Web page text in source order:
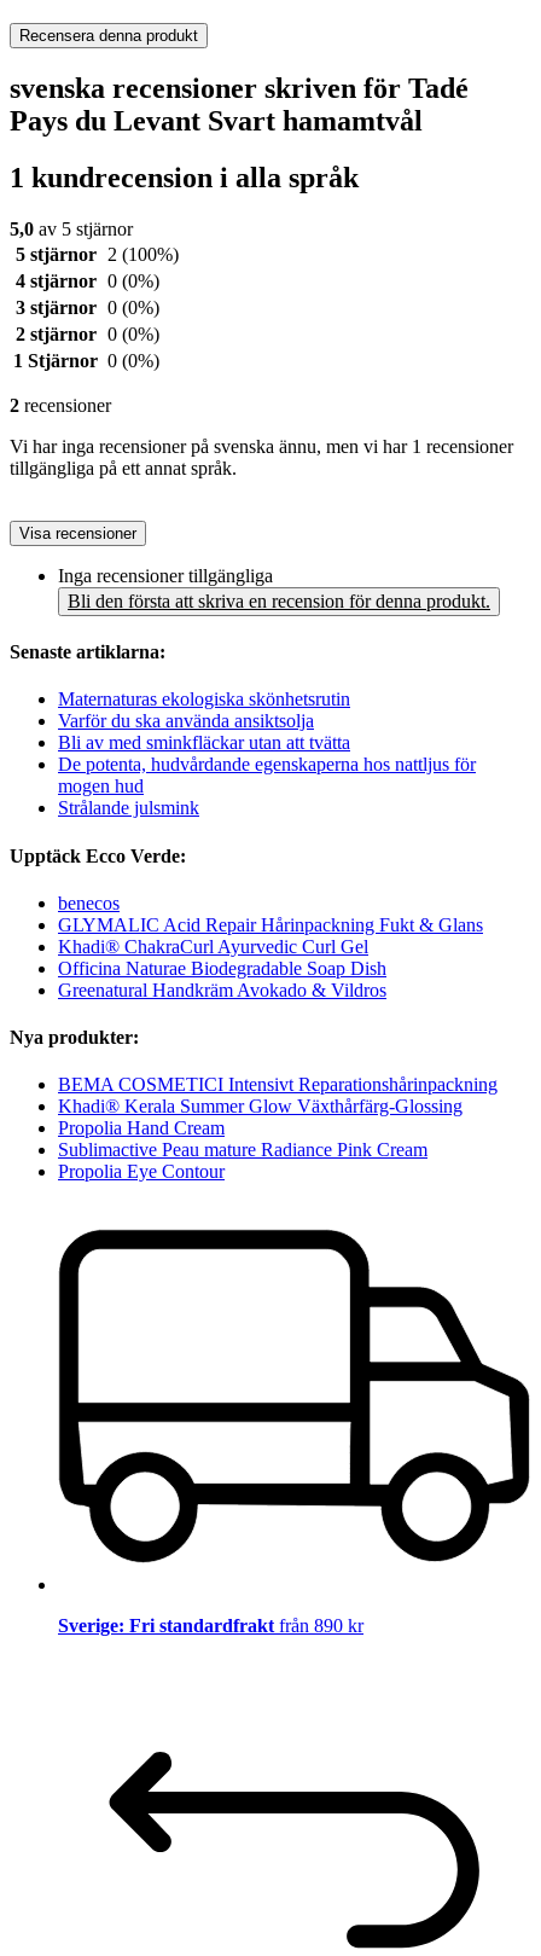
Recensera denna produkt
svenska recensioner skriven för Tadé
Pays du Levant Svart hamamtvål
1 kundrecension i alla språk
5,0 av 5 stjärnor
5 stjärnor
2 (100%)
4 stjärnor 0 (0%)
3 stjärnor 0 (0%)
2 stjärnor 0 (0%)
1 Stjärnor 0 (0%)
2 recensioner
Vi har inga recensioner på svenska ännu, men vi har 1 recensioner
tillgängliga på ett annat språk.
Visa recensioner
Inga recensioner tillgängliga
Bli den första att skriva en recension för denna produkt.
Senaste artiklarna:
Maternaturas ekologiska skönhetsrutin
Varför du ska använda ansiktsolja
Bli av med sminkfläckar utan att tvätta
De potenta, hudvårdande egenskaperna hos nattljus för
mogen hud
Strålande julsmink
Upptäck Ecco Verde:
benecos
GLYMALIC Acid Repair Hårinpackning Fukt & Glans
Khadi® ChakraCurl Ayurvedic Curl Gel
Officina Naturae Biodegradable Soap Dish
Greenatural Handkräm Avokado & Vildros
Nya produkter:
BEMA COSMETICI Intensivt Reparationshårinpackning
Khadi® Kerala Summer Glow Växthårfärg-Glossing
Propolia Hand Cream
Sublimactive Peau mature Radiance Pink Cream
Propolia Eye Contour
Sverige: Fri standardfrakt från 890 kr